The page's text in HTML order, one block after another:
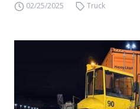
02/25/2025 Truck